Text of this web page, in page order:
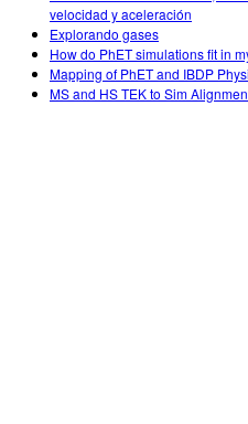
velocidad y aceleración
Explorando gases
How do PhET simulations fit in
Mapping of PhET and IBDP
MS and HS TEK to Sim